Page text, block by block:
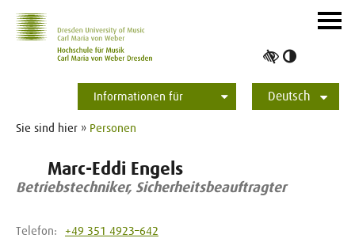
Informationen für
Deutsch
ein-/
Sie sind hier » Personen
Marc-Eddi Engels
Betriebstechniker, Sicherheitsbeauftragter
Telefon:
+49 351 4923–642